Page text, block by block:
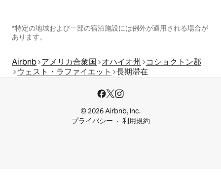
*特定の地域および一部の宿泊施設には例外が適用される場合が
あります。
Airbnb アメリカ合衆国 オハイオ州
コショクトン郡
ウェスト・ラファイエット
長期滞在
© 2026 Airbnb, Inc.
プライバシー
利用規約